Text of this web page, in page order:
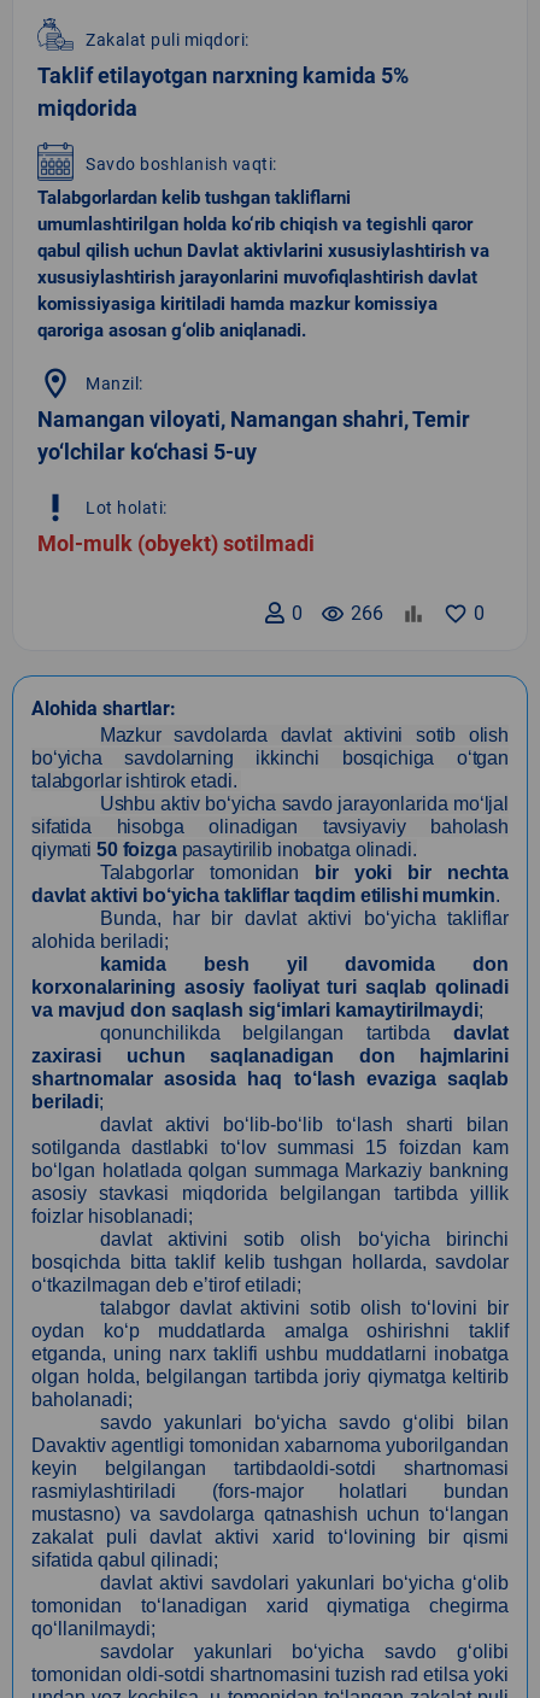
Zakalat puli miqdori:
Taklif etilayotgan narxning kamida 5%
miqdorida
Savdo boshlanish vaqti:
Talabgorlardan kelib tushgan takliflarni
umumlashtirilgan holda ko‘rib chiqish va tegishli qaror
qabul qilish uchun Davlat aktivlarini xususiylashtirish va
xususiylashtirish jarayonlarini muvofiqlashtirish davlat
komissiyasiga kiritiladi hamda mazkur komissiya
qaroriga asosan g‘olib aniqlanadi.
location_on Manzil:
Namangan viloyati, Namangan shahri, Temir
yo‘lchilar ko‘chasi 5-uy
priority_high Lot holati:
Mol-mulk (obyekt) sotilmadi
favorite_border 0
remove_red_eye 266
0
Alohida shartlar:
Mazkur savdolarda davlat aktivini sotib olish
bo‘yicha savdolarning ikkinchi bosqichiga o‘tgan
talabgorlar ishtirok etadi.
Ushbu aktiv bo‘yicha savdo jarayonlarida mo‘ljal
sifatida hisobga olinadigan tavsiyaviy baholash
qiymati 50 foizga pasaytirilib inobatga olinadi.
Talabgorlar tomonidan
bir yoki bir nechta
davlat aktivi bo‘yicha takliflar taqdim etilishi mumkin.
Bunda, har bir davlat aktivi bo‘yicha takliflar
alohida beriladi;
kamida besh yil davomida don
korxonalarining asosiy faoliyat turi saqlab qolinadi
va mavjud don saqlash sig‘imlari kamaytirilmaydi;
qonunchilikda belgilangan tartibda davlat
zaxirasi uchun saqlanadigan don hajmlarini
shartnomalar asosida haq to‘lash evaziga saqlab
beriladi;
davlat aktivi bo‘lib-bo‘lib to‘lash sharti bilan
sotilganda dastlabki to‘lov summasi 15 foizdan kam
bo‘lgan holatlada qolgan summaga Markaziy bankning
asosiy stavkasi miqdorida belgilangan tartibda yillik
foizlar hisoblanadi;
davlat aktivini sotib olish bo‘yicha birinchi
bosqichda bitta taklif kelib tushgan hollarda, savdolar
o‘tkazilmagan deb eʼtirof etiladi;
talabgor davlat aktivini sotib olish to‘lovini bir
oydan ko‘p muddatlarda amalga oshirishni taklif
etganda, uning narx taklifi ushbu muddatlarni inobatga
olgan holda, belgilangan tartibda joriy qiymatga keltirib
baholanadi;
savdo yakunlari bo‘yicha savdo g‘olibi bilan
Davaktiv agentligi tomonidan xabarnoma yuborilgandan
keyin belgilangan tartibdaoldi-sotdi shartnomasi
rasmiylashtiriladi (fors-major holatlari bundan
mustasno) va savdolarga qatnashish uchun to‘langan
zakalat puli davlat aktivi xarid to‘lovining bir qismi
sifatida qabul qilinadi;
davlat aktivi savdolari yakunlari bo‘yicha g‘olib
tomonidan to‘lanadigan xarid qiymatiga chegirma
qo‘llanilmaydi;
savdolar yakunlari bo‘yicha savdo g‘olibi
tomonidan oldi-sotdi shartnomasini tuzish rad etilsa yoki